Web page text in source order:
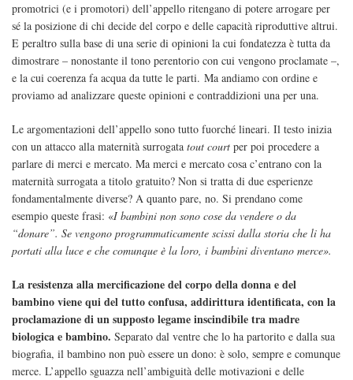
promotrici (e i promotori) dell’appello ritengano di potere arrogare per
sé la posizione di chi decide del corpo e delle capacità riproduttive altrui.
E peraltro sulla base di una serie di opinioni la cui fondatezza è tutta da
dimostrare – nonostante il tono perentorio con cui vengono proclamate –,
e la cui coerenza fa acqua da tutte le parti. Ma andiamo con ordine e
proviamo ad analizzare queste opinioni e contraddizioni una per una.
Le argomentazioni dell’appello sono tutto fuorché lineari. Il testo inizia
con un attacco alla maternità surrogata tout court per poi procedere a
parlare di merci e mercato. Ma merci e mercato cosa c’entrano con la
maternità surrogata a titolo gratuito? Non si tratta di due esperienze
fondamentalmente diverse? A quanto pare, no. Si prendano come
esempio queste frasi: «I bambini non sono cose da vendere o da
“donare”. Se vengono programmaticamente scissi dalla storia che li ha
portati alla luce e che comunque è la loro, i bambini diventano merce».
La resistenza alla mercificazione del corpo della donna e del
bambino viene qui del tutto confusa, addirittura identificata, con la
proclamazione di un supposto legame inscindibile tra madre
biologica e bambino. Separato dal ventre che lo ha partorito e dalla sua
biografia, il bambino non può essere un dono: è solo, sempre e comunque
merce. L’appello sguazza nell’ambiguità delle motivazioni e delle